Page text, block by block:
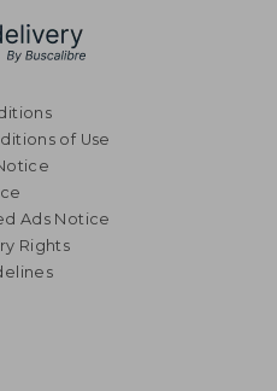
of Use
Ads Notice
Rights